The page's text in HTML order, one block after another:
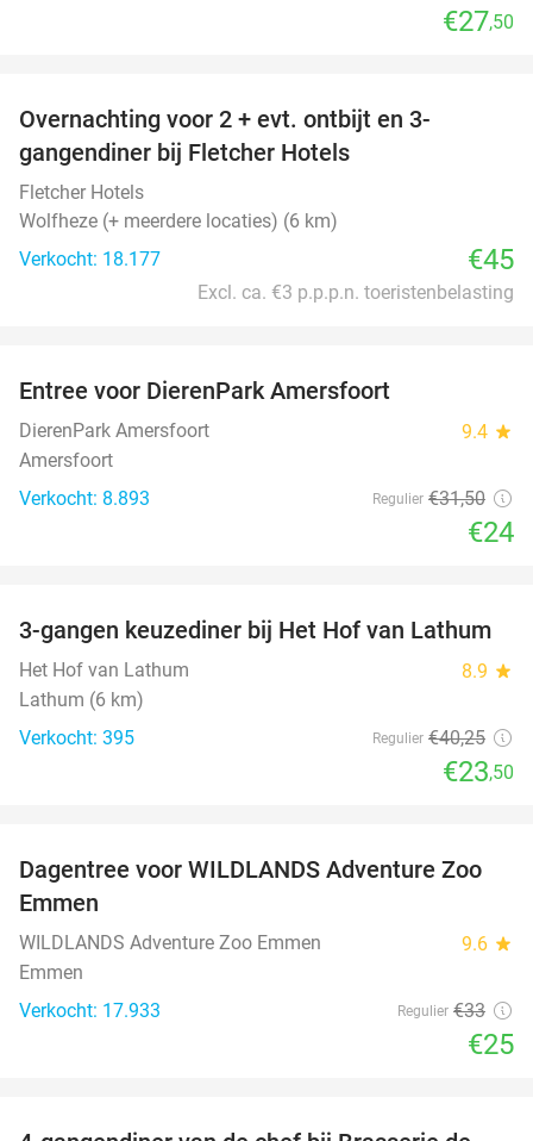
€27,50
Overnachting voor 2 + evt. ontbijt en 3-
gangendiner bij Fletcher Hotels
Fletcher Hotels
Wolfheze (+ meerdere locaties) (6 km)
Verkocht: 18.177
€45
Excl. ca. €3 p.p.p.n. toeristenbelasting
Entree voor DierenPark Amersfoort
DierenPark Amersfoort 9.4 star
Amersfoort
Verkocht: 8.893
Regulier €31,50
€24
42%
3-gangen keuzediner bij Het Hof van Lathum
Het Hof van Lathum 8.9 star
Lathum (6 km)
Verkocht: 395
Regulier €40,25
€23,50
24%
Dagentree voor WILDLANDS Adventure Zoo
Emmen
WILDLANDS Adventure Zoo Emmen 9.6 star
Emmen
Verkocht: 17.933
Regulier €33
€25